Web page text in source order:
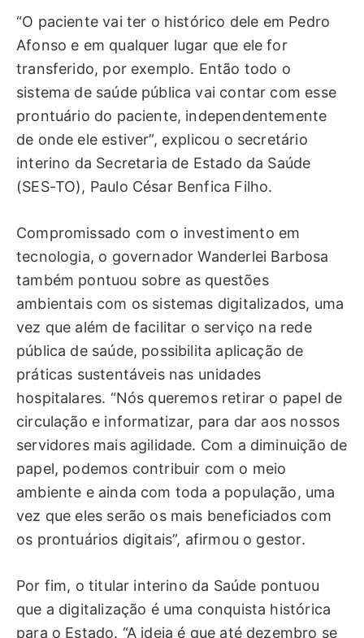
“O paciente vai ter o histórico dele em Pedro
Afonso e em qualquer lugar que ele for
transferido, por exemplo. Então todo o
sistema de saúde pública vai contar com esse
prontuário do paciente, independentemente
de onde ele estiver”, explicou o secretário
interino da Secretaria de Estado da Saúde
(SES-TO), Paulo César Benfica Filho.
Compromissado com o investimento em
tecnologia, o governador Wanderlei Barbosa
também pontuou sobre as questões
ambientais com os sistemas digitalizados, uma
vez que além de facilitar o serviço na rede
pública de saúde, possibilita aplicação de
práticas sustentáveis nas unidades
hospitalares. “Nós queremos retirar o papel de
circulação e informatizar, para dar aos nossos
servidores mais agilidade. Com a diminuição de
papel, podemos contribuir com o meio
ambiente e ainda com toda a população, uma
vez que eles serão os mais beneficiados com
os prontuários digitais”, afirmou o gestor.
Por fim, o titular interino da Saúde pontuou
que a digitalização é uma conquista histórica
para o Estado. “A ideia é que até dezembro se